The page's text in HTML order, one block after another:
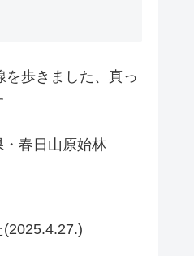
を歩きました、真っ
春日山原始林